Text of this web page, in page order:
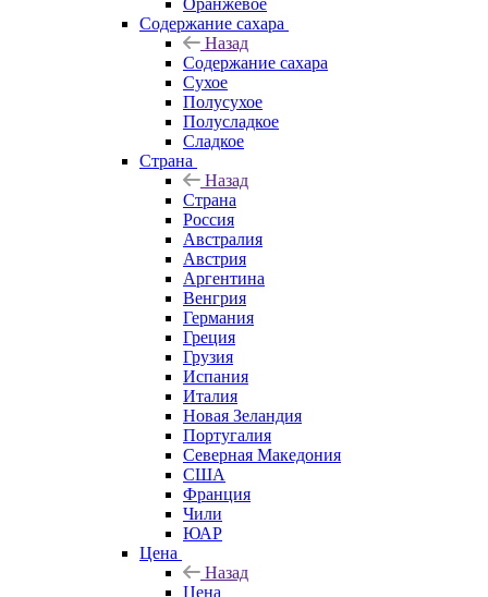
Оранжевое
Содержание сахара
Назад
Содержание сахара
Сухое
Полусухое
Полусладкое
Сладкое
Страна
Назад
Страна
Россия
Австралия
Австрия
Аргентина
Венгрия
Германия
Греция
Грузия
Испания
Италия
Новая Зеландия
Португалия
Северная Македония
США
Франция
Чили
ЮАР
Цена
Назад
Цена